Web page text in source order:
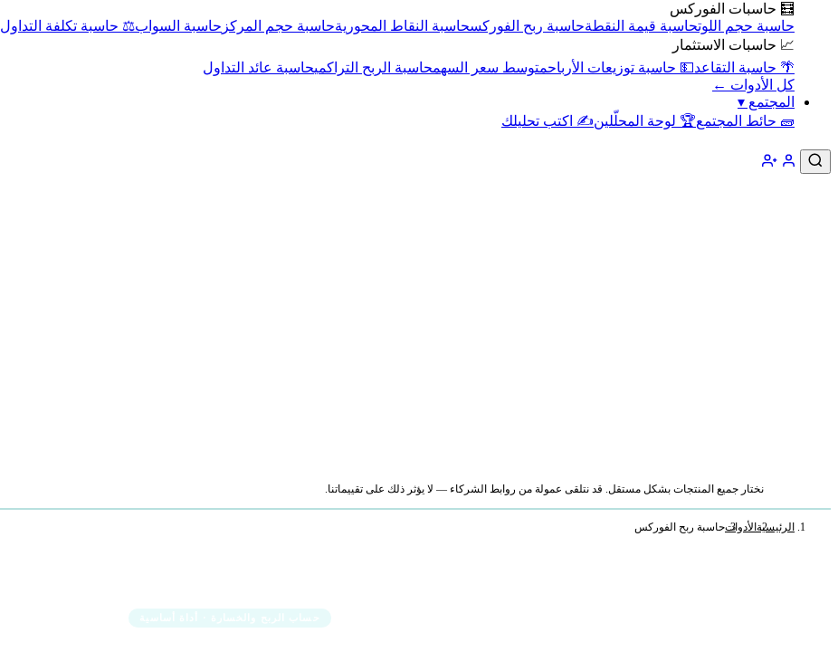
🧮 حاسبات الفوركس
حاسبة حجم اللوتحاسبة قيمة النقطةحاسبة ربح الفوركسحاسبة النقاط المحوريةحاسبة حجم المركز حاسبة السواب⚖️ حاسبة تكلفة التداول
📈 حاسبات الاستثمار
🌴 حاسبة التقاعد💵 حاسبة توزيعات الأرباحمتوسط سعر السهمحاسبة الربح التراكميحاسبة عائد التداول
كل الأدوات ←
المجتمع ▾
🧱 حائط المجتمع🏆 لوحة المحلّلين✍️ اكتب تحليلك
نختار جميع المنتجات بشكل مستقل. قد نتلقى عمولة من روابط الشركاء — لا يؤثر ذلك على تقييماتنا.
الرئيسية الأدواتحاسبة ربح الفوركس